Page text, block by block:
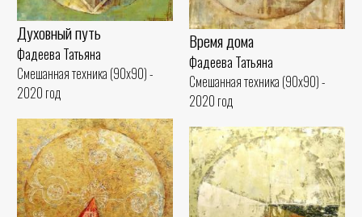
Духовный путь
Фадеева Татьяна
Смешанная техника (90x90) -
2020 год
Время дома
Фадеева Татьяна
Смешанная техника (90x90) -
2020 год